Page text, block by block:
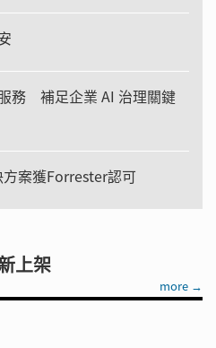
務 補足企業 AI 治理關鍵
案獲Forrester認可
上架
more →